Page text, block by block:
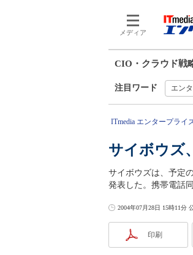
メディア
CIO・クラウド戦
注目ワード エン
ITmedia エンタープライ
サイボウズ
サイボウズは、予定
発表した。携帯電話
2004年07月28日 15時11分
印刷